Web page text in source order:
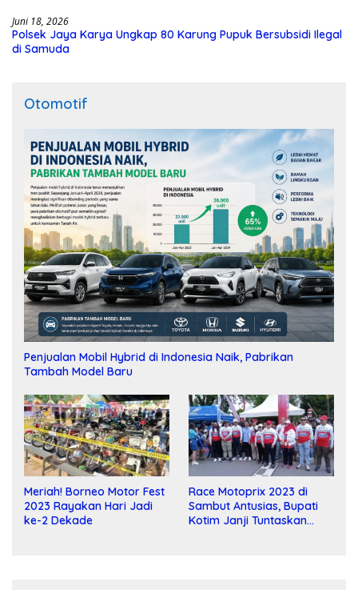
Juni 18, 2026
Polsek Jaya Karya Ungkap 80 Karung Pupuk Bersubsidi Ilegal
di Samuda
Otomotif
Penjualan Mobil Hybrid di Indonesia Naik, Pabrikan
Tambah Model Baru
Meriah! Borneo Motor Fest
2023 Rayakan Hari Jadi
ke-2 Dekade
Race Motoprix 2023 di
Sambut Antusias, Bupati
Kotim Janji Tuntaskan